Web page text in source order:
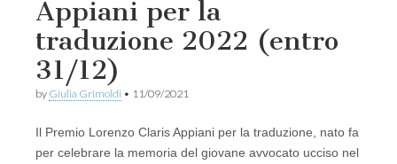
Appiani per la
traduzione 2022 (entro
31/12)
by Giulia Grimoldi • 11/09/2021
Il Premio Lorenzo Claris Appiani per la traduzione, nato fa
per celebrare la memoria del giovane avvocato ucciso nel